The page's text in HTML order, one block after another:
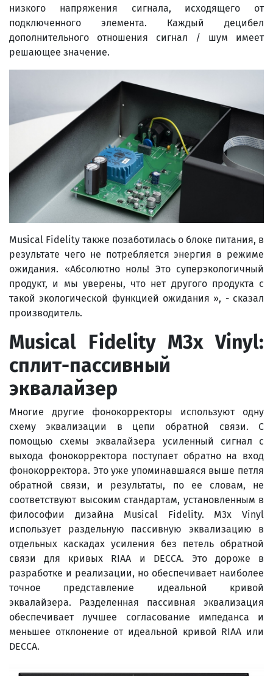
низкого напряжения сигнала, исходящего от
подключенного элемента. Каждый децибел
дополнительного отношения сигнал / шум имеет
решающее значение.
Musical Fidelity также позаботилась о блоке питания, в
результате чего не потребляется энергия в режиме
ожидания. «Абсолютно ноль! Это суперэкологичный
продукт, и мы уверены, что нет другого продукта с
такой экологической функцией ожидания », - сказал
производитель.
Musical Fidelity M3x Vinyl:
сплит-пассивный
эквалайзер
Многие другие фонокорректоры используют одну
схему эквализации в цепи обратной связи. С
помощью схемы эквалайзера усиленный сигнал с
выхода фонокорректора поступает обратно на вход
фонокорректора. Это уже упоминавшаяся выше петля
обратной связи, и результаты, по ее словам, не
соответствуют высоким стандартам, установленным в
философии дизайна Musical Fidelity. M3x Vinyl
использует раздельную пассивную эквализацию в
отдельных каскадах усиления без петель обратной
связи для кривых RIAA и DECCA. Это дороже в
разработке и реализации, но обеспечивает наиболее
точное представление идеальной кривой
эквалайзера. Разделенная пассивная эквализация
обеспечивает лучшее согласование импеданса и
меньшее отклонение от идеальной кривой RIAA или
DECCA.